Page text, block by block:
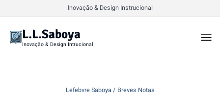
Inovação & Design Instrucional
L.L.Saboya
Inovação & Design Intrucional
Lefebvre Saboya Breves Notas